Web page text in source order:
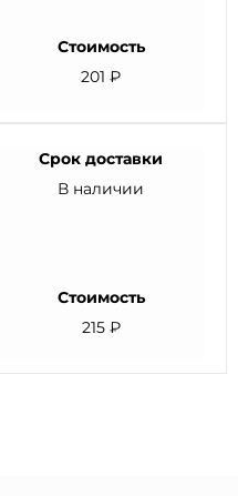
Стоимость
201 ₽
Срок доставки
В наличии
Стоимость
215 ₽